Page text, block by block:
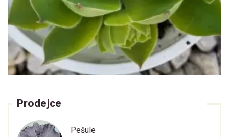
Prodejce
Pešule